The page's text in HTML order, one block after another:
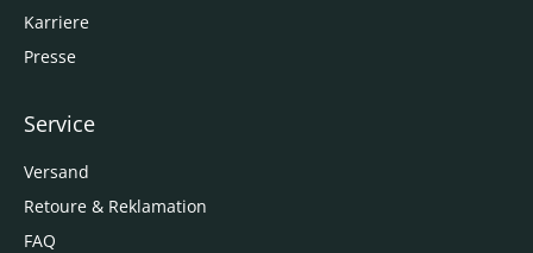
Karriere
Presse
Service
Versand
Retoure & Reklamation
FAQ